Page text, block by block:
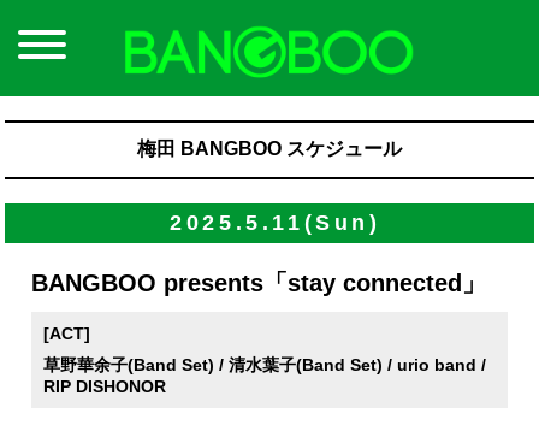
梅田 BANGBOO スケジュール
2025.5.11(Sun)
BANGBOO presents「stay connected」
[ACT]
草野華余子(Band Set) / 清水葉子(Band Set) / urio band /
RIP DISHONOR